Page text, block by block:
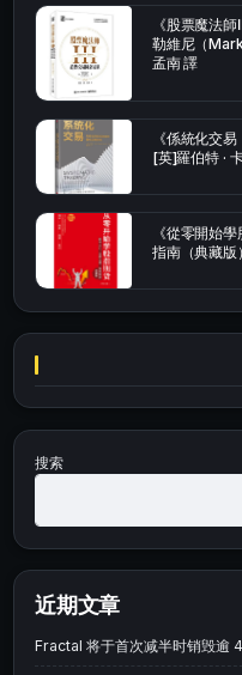
《股票魔法
勒維尼（
孟南 譯
《係統化交
[英]羅伯特 ·
《從零開始
指南（典藏版
搜索
近期文章
Fractal 将于首次减半时销毁逾